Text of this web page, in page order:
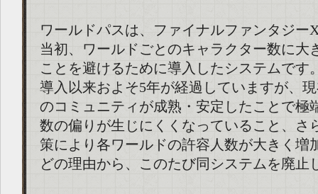
ワールドパスは、ファイナルファンタジー
当初、ワールドごとのキャラクター数に大
ことを避けるために導入したシステムです
導入以来およそ5年が経過していますが、
のコミュニティが成熟・安定したことで極
数の偏りが生じにくくなっていること、さ
策により各ワールドの許容人数が大きく増
どの理由から、このたび同システムを廃止